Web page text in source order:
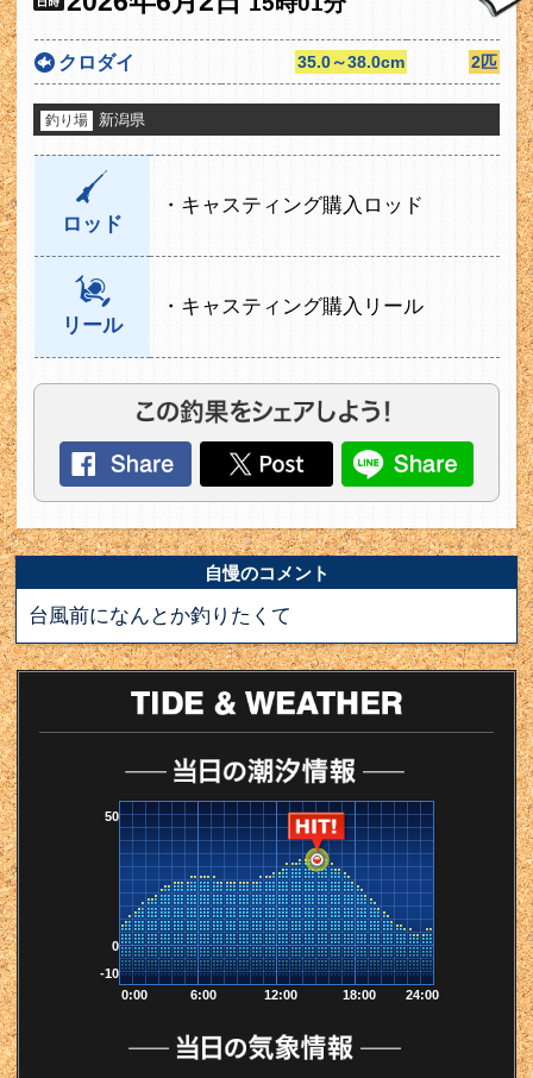
クロダイ 35.0～38.0cm 2匹
釣り場 新潟県
ロッド
・キャスティング購入ロッド
リール
・キャスティング購入リール
自慢のコメント
台風前になんとか釣りたくて
50
0
-10
0:00
6:00 12:00 18:00 24:00